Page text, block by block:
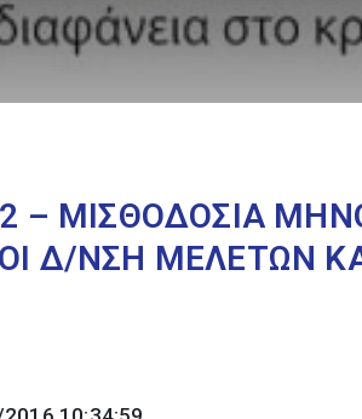
– ΜΙΣΘΟΔΟΣΙΑ
Δ/ΝΣΗ ΜΕΛΕΤΩΝ